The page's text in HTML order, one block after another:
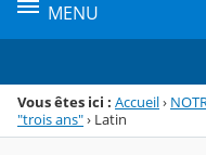
MENU
Vous êtes ici : Accueil›
"trois ans"› Latin